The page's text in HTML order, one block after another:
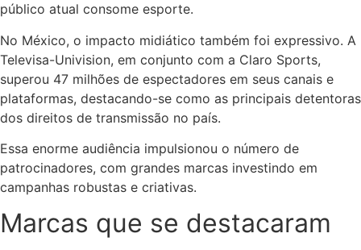
público atual consome esporte.
No México, o impacto midiático também foi expressivo. A
Televisa-Univision, em conjunto com a Claro Sports,
superou 47 milhões de espectadores em seus canais e
plataformas, destacando-se como as principais detentoras
dos direitos de transmissão no país.
Essa enorme audiência impulsionou o número de
patrocinadores, com grandes marcas investindo em
campanhas robustas e criativas.
Marcas que se destacaram